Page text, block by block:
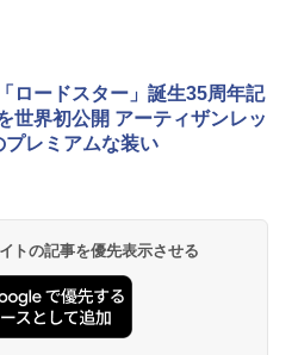
ロードスター」誕生35周年記
世界初公開 アーティザンレッ
プレミアムな装い
トの記事を優先表示させる